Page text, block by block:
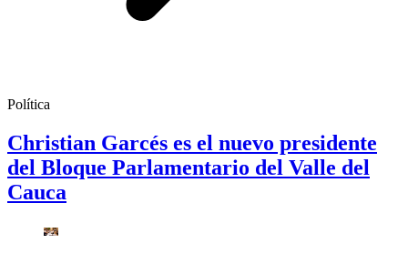
Política
Christian Garcés es el nuevo presidente
del Bloque Parlamentario del Valle del
Cauca